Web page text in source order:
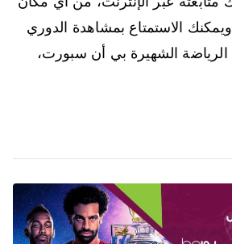
الاستمتاع بمشاهدة الدوري
الشهيرة بي أن سبورت،